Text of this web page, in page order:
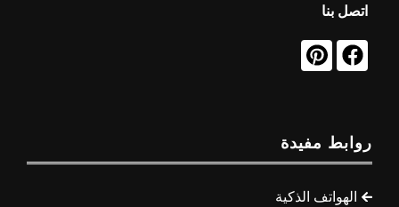
اتصل بنا
روابط مفيدة
الهواتف الذكية